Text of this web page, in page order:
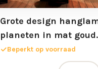
Grote design
planeten in mat goud
60cm
Beperkt op voorraad
Grote